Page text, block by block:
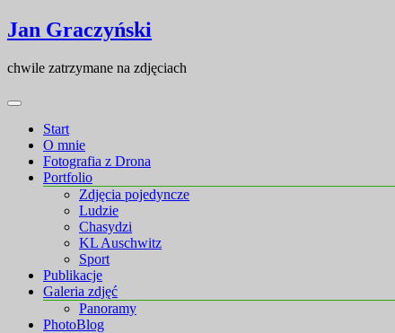
Skip
to
Skip
to
Jan Graczyński
chwile zatrzymane na zdjęciach
Start
O mnie
Fotografia z Drona
Portfolio
Zdjęcia pojedyncze
Ludzie
Chasydzi
KL Auschwitz
Sport
Publikacje
Galeria zdjęć
Panoramy
PhotoBlog